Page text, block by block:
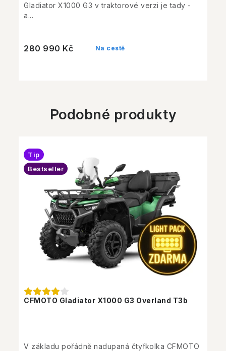
Na cestě
280 990 Kč
Gladiator X1000 G3 v traktorové verzi je tady -
a...
Podobné produkty
CFMOTO Gladiator X1000 G3 Overland T3b
Tip
Bestseller
V základu pořádně nadupaná čtyřkolka CFMOTO